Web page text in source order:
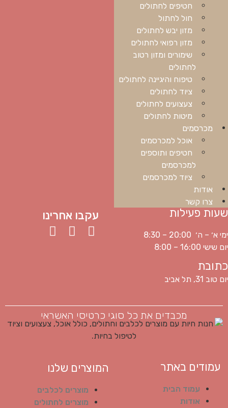
חטיפים לחתולים
חול לחתול
מזון יבש לחתולים
מזון רפואי לחתולים
שימורים ומזון רטוב
לחתולים
טיפוח והיגיינה לחתולים
ציוד לחתולים
צעצועים לחתולים
מיטות לחתולים
מכרסמים
אוכל למכרסמים
חטיפים ותוספים
למכרסמים
ציוד למכרסמים
אודות
צרו קשר
שעות פעילות
ימי א׳ – ה׳ 20:00 – 8:30
יום שישי 16:00 – 8:00
כתובת
יום טוב 31, תל אביב
עקבו אחרינו
מכבדים את כל סוגי כרטיסי האשראי
עמודים באתר
עמוד הבית
אודות
המוצרים שלנו
מוצרים לכלבים
מוצרים לחתולים